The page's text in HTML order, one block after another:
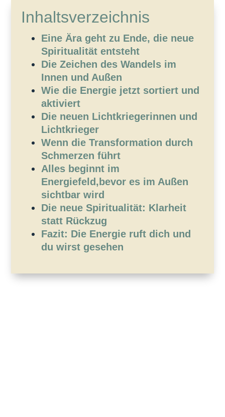
Inhaltsverzeichnis
Eine Ära geht zu Ende, die neue
Spiritualität entsteht
Die Zeichen des Wandels im
Innen und Außen
Wie die Energie jetzt sortiert und
aktiviert
Die neuen Lichtkriegerinnen und
Lichtkrieger
Wenn die Transformation durch
Schmerzen führt
Alles beginnt im
Energiefeld,bevor es im Außen
sichtbar wird
Die neue Spiritualität: Klarheit
statt Rückzug
Fazit: Die Energie ruft dich und
du wirst gesehen